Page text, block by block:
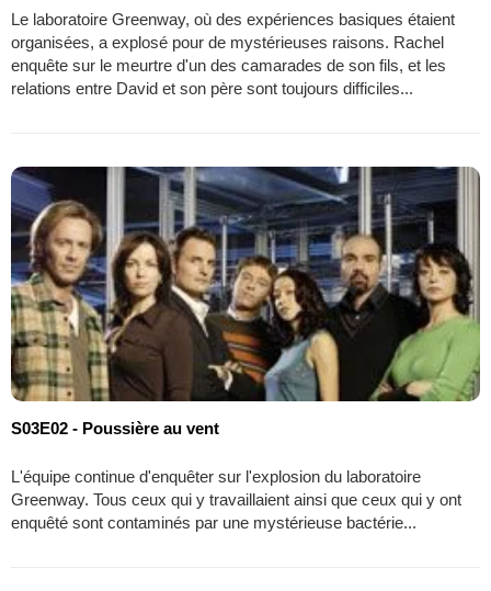
Le laboratoire Greenway, où des expériences basiques étaient
organisées, a explosé pour de mystérieuses raisons. Rachel
enquête sur le meurtre d'un des camarades de son fils, et les
relations entre David et son père sont toujours difficiles...
S03E02 - Poussière au vent
L'équipe continue d'enquêter sur l'explosion du laboratoire
Greenway. Tous ceux qui y travaillaient ainsi que ceux qui y ont
enquêté sont contaminés par une mystérieuse bactérie...